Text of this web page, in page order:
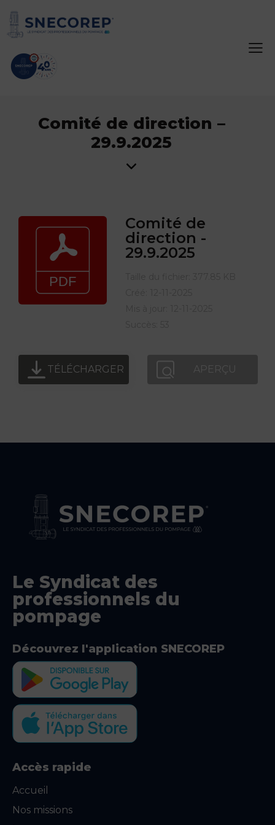
Comité de direction –
29.9.2025
Comité de
direction -
29.9.2025
TÉLÉCHARGER APERÇU
Le Syndicat des
professionnels du
pompage
Découvrez l'application SNECOREP
Accès rapide
Accueil
Nos missions